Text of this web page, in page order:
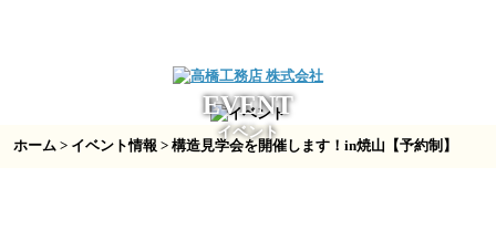
EVENT
イベント
ホーム > イベント情報 > 構造見学会を開催します！in焼山【予約制】